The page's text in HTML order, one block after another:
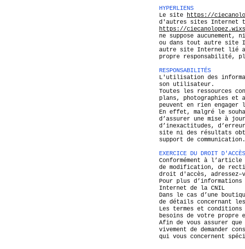
HYPERLIENS
Le site https://
d'autres sites Internet
https://
ne suppose
ou dans tout autre site
autre site Internet lié
propre responsabilité,
RESPONSABILITÉS
L'utilisation des
son utilisateur.
Toutes les ressources
plans, photographies et
peuvent en rien
En effet, malgré le
d’assurer une mise à
d’inexactitudes,
site ni des résultats
support de communication.
EXERCICE DU DROIT D'ACCÈS
Conformément à
de modification, de
droit d'accès,
Pour plus
Internet de la CNIL
Dans le cas d’une
de détails concernant
Les termes et
besoins de votre propre
Afin de vous assurer
vivement de demander
qui vous concernent